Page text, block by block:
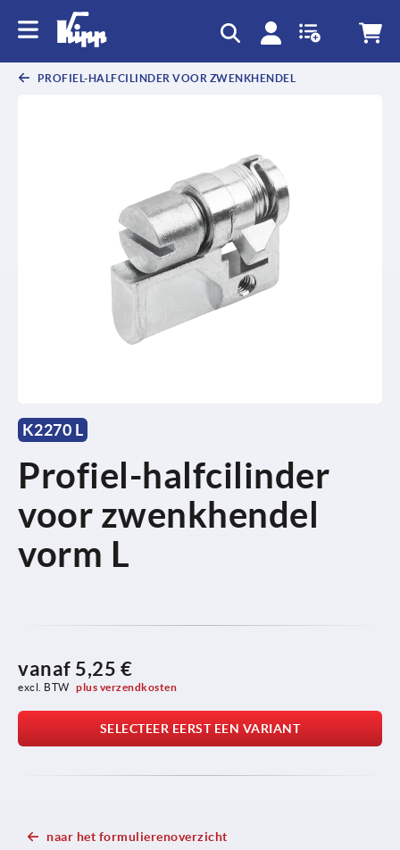
PROFIEL-HALFCILINDER VOOR ZWENKHENDEL
K2270 L
Profiel-halfcilinder
voor zwenkhendel
vorm L
vanaf 5,25 €
excl. BTW plus verzendkosten
SELECTEER EERST EEN VARIANT
naar het formulierenoverzicht